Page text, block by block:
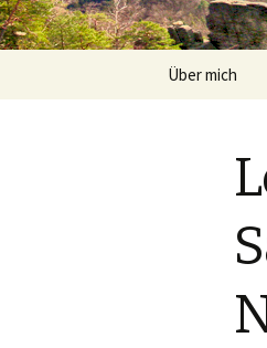
Springe
Über mich